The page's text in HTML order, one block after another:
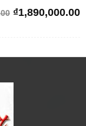
Giá
₫1,890,000.00